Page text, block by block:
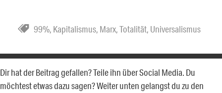
99%, Kapitalismus, Marx,Totalität, Universalismus
Dir hat der Beitrag gefallen? Teile ihn über Social Media. Du
möchtest etwas dazu sagen? Weiter unten gelangst du zu den